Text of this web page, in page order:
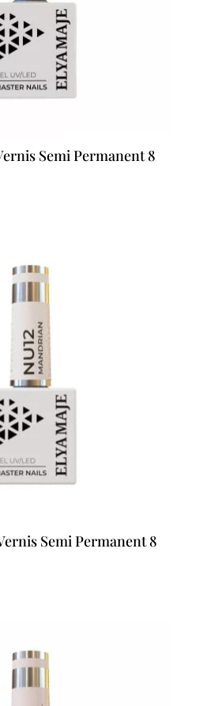
Semi Permanent 8
Semi Permanent 8